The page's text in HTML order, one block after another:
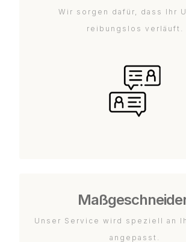
Wir sorgen dafür, dass Ihr
reibungslos verläuft.
Unser Service wird speziell an
angepasst.